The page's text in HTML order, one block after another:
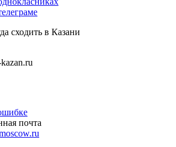
сходить в Казани
kazan.ru
почта